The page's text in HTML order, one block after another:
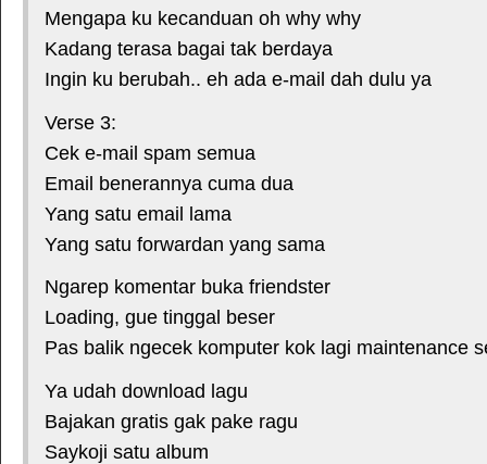
Mengapa ku kecanduan oh why why
Kadang terasa bagai tak berdaya
Ingin ku berubah.. eh ada e-mail dah dulu ya
Verse 3:
Cek e-mail spam semua
Email benerannya cuma dua
Yang satu email lama
Yang satu forwardan yang sama
Ngarep komentar buka friendster
Loading, gue tinggal beser
Pas balik ngecek komputer kok lagi maintenance
Ya udah download lagu
Bajakan gratis gak pake ragu
Saykoji satu album